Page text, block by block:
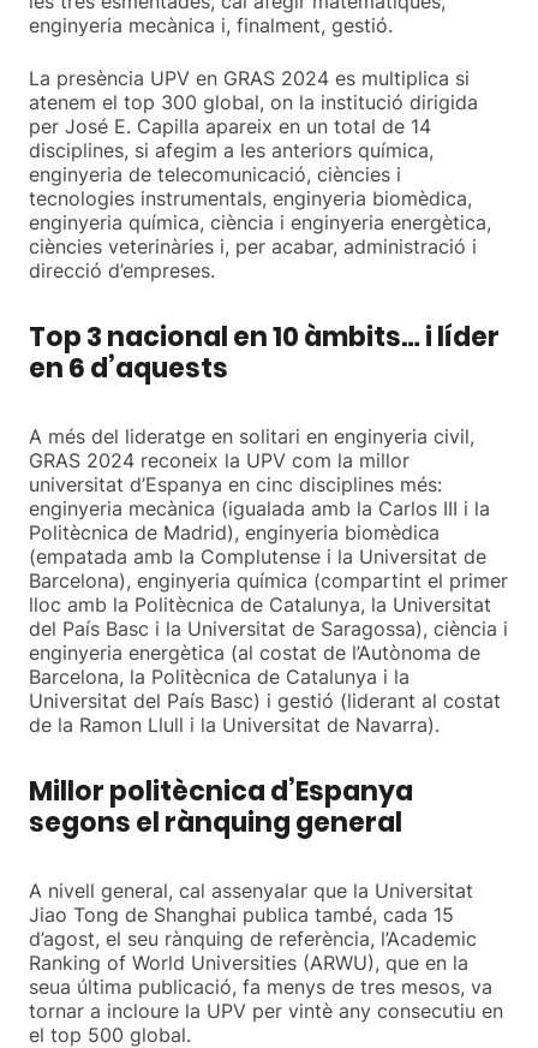
enginyeria mecànica i, finalment, gestió.
La presència UPV en GRAS 2024 es multiplica si
atenem el top 300 global, on la institució dirigida
per José E. Capilla apareix en un total de 14
disciplines, si afegim a les anteriors química,
enginyeria de telecomunicació, ciències i
tecnologies instrumentals, enginyeria biomèdica,
enginyeria química, ciència i enginyeria energètica,
ciències veterinàries i, per acabar, administració i
direcció d’empreses.
Top 3 nacional en 10 àmbits… i líder
en 6 d’aquests
A més del lideratge en solitari en enginyeria civil,
GRAS 2024 reconeix la UPV com la millor
universitat d’Espanya en cinc disciplines més:
enginyeria mecànica (igualada amb la Carlos III i la
Politècnica de Madrid), enginyeria biomèdica
(empatada amb la Complutense i la Universitat de
Barcelona), enginyeria química (compartint el primer
lloc amb la Politècnica de Catalunya, la Universitat
del País Basc i la Universitat de Saragossa), ciència i
enginyeria energètica (al costat de l’Autònoma de
Barcelona, la Politècnica de Catalunya i la
Universitat del País Basc) i gestió (liderant al costat
de la Ramon Llull i la Universitat de Navarra).
Millor politècnica d’Espanya
segons el rànquing general
A nivell general, cal assenyalar que la Universitat
Jiao Tong de Shanghai publica també, cada 15
d’agost, el seu rànquing de referència, l’Academic
Ranking of World Universities (ARWU), que en la
seua última publicació, fa menys de tres mesos, va
tornar a incloure la UPV per vintè any consecutiu en
el top 500 global.